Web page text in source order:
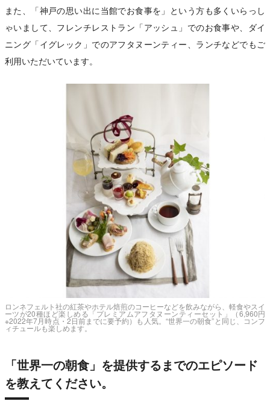
また、「神戸の思い出に当館でお食事を」という方も多くいらっし
ゃいまして、フレンチレストラン「アッシュ」でのお食事や、ダイ
ニング「イグレック」でのアフタヌーンティー、ランチなどでもご
利用いただいています。
ロンネフェルト社の紅茶やホテル焙煎のコーヒーなどを飲みながら、軽食やスイ
ーツが20種ほど楽しめる「プレミアムアフタヌーンティーセット」（6,960円
※2022年7月時点・2日前までに要予約）も人気。“世界一の朝食”と同じ、コンフ
ィチュールも楽しめます。
「世界一の朝食」を提供するまでのエピソード
を教えてください。